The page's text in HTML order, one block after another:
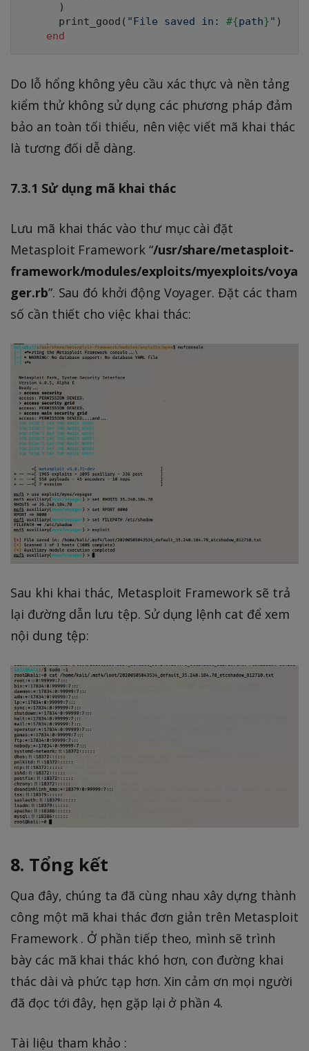
)
      print_good
( "File saved in: #{path}" )
end
Do lỗ hổng không yêu cầu xác thực và nền tảng
kiểm thử không sử dụng các phương pháp đảm
bảo an toàn tối thiểu, nên việc viết mã khai thác
là tương đối dễ dàng.
7.3.1 Sử dụng mã khai thác
Lưu mã khai thác vào thư mục cài đặt
Metasploit Framework “/usr/share/metasploit-
framework/modules/exploits/myexploits/voya
ger.rb”. Sau đó khởi động Voyager. Đặt các tham
số cần thiết cho việc khai thác:
Sau khi khai thác, Metasploit Framework sẽ trả
lại đường dẫn lưu tệp. Sử dụng lệnh cat để xem
nội dung tệp:
8. Tổng kết
Qua đây, chúng ta đã cùng nhau xây dựng thành
công một mã khai thác đơn giản trên Metasploit
Framework . Ở phần tiếp theo, mình sẽ trình
bày các mã khai thác khó hơn, con đường khai
thác dài và phức tạp hơn. Xin cảm ơn mọi người
đã đọc tới đây, hẹn gặp lại ở phần 4.
Tài liệu tham khảo :